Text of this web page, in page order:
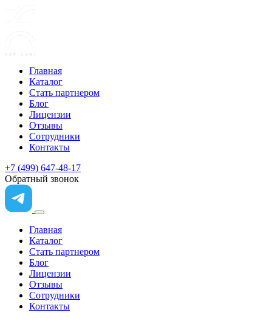
Главная
Каталог
Стать партнером
Блог
Лицензии
Отзывы
Сотрудники
Контакты
+7 (499) 647-48-17
Обратный звонок
Главная
Каталог
Стать партнером
Блог
Лицензии
Отзывы
Сотрудники
Контакты